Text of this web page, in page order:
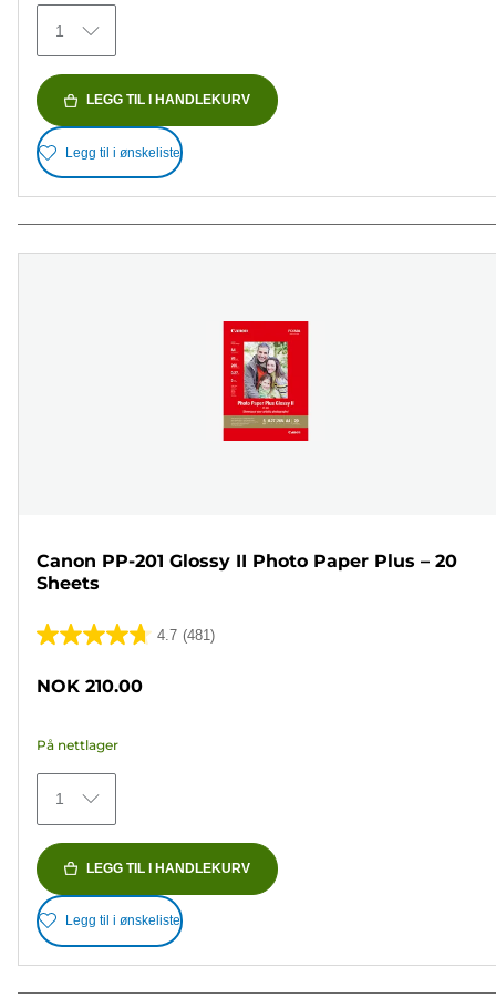
omtaler
1
LEGG TIL I HANDLEKURV
Legg til i ønskeliste
Canon PP-201 Glossy II Photo Paper Plus – 20
Sheets
4.7 (481)
4.7
481
omtaler
NOK 210.00
På nettlager
1
LEGG TIL I HANDLEKURV
Legg til i ønskeliste